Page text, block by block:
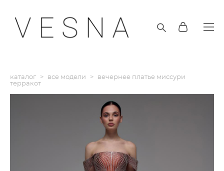
каталог > все модели >
вечернее платье миссури
терракот